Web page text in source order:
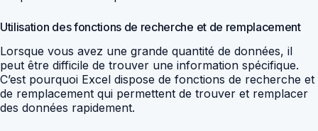
Utilisation des fonctions de recherche et de remplacement
Lorsque vous avez une grande quantité de données, il
peut être difficile de trouver une information spécifique.
C’est pourquoi Excel dispose de fonctions de recherche et
de remplacement qui permettent de trouver et remplacer
des données rapidement.